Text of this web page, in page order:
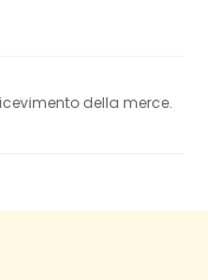
della merce.